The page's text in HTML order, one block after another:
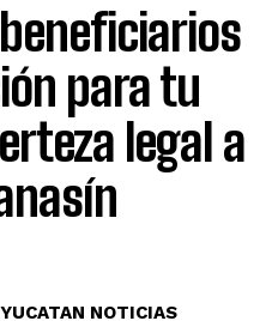
para tu
legal a
NOTICIAS